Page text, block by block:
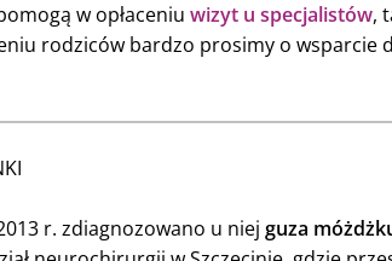
w opłaceniu wizyt u specjalistów,
rodziców bardzo prosimy o wsparcie
r. zdiagnozowano u niej guza